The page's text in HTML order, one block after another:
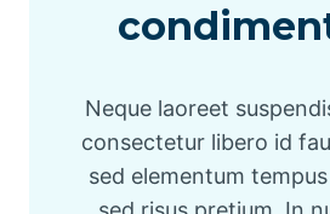
Neque laoreet
consectetur libero id
sed elementum